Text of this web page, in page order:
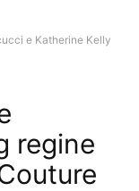
e Katherine Kelly
regine